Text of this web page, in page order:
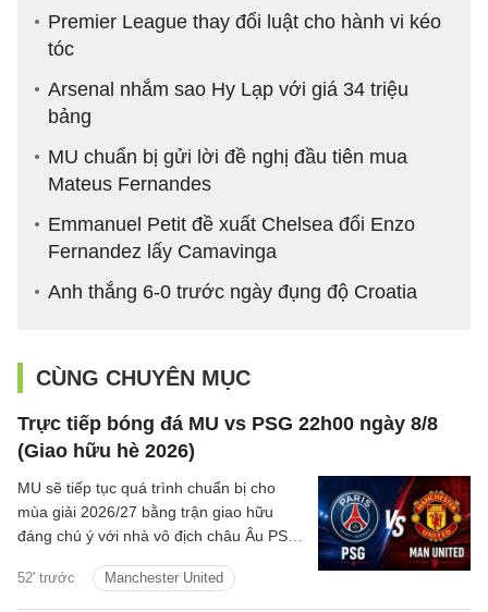
Premier League thay đổi luật cho hành vi kéo
tóc
Arsenal nhắm sao Hy Lạp với giá 34 triệu
bảng
MU chuẩn bị gửi lời đề nghị đầu tiên mua
Mateus Fernandes
Emmanuel Petit đề xuất Chelsea đổi Enzo
Fernandez lấy Camavinga
Anh thắng 6-0 trước ngày đụng độ Croatia
CÙNG CHUYÊN MỤC
Trực tiếp bóng đá MU vs PSG 22h00 ngày 8/8
(Giao hữu hè 2026)
52' trước Manchester United
MU sẽ tiếp tục quá trình chuẩn bị cho
mùa giải 2026/27 bằng trận giao hữu
đáng chú ý với nhà vô địch châu Âu PSG